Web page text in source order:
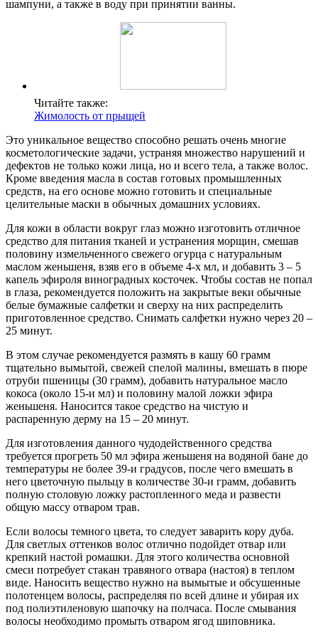
шампуни, а также в воду при принятии ванны.
Читайте также:
Жимолость от прыщей
Это уникальное вещество способно решать очень многие
косметологические задачи, устраняя множество нарушений и
дефектов не только кожи лица, но и всего тела, а также волос.
Кроме введения масла в состав готовых промышленных
средств, на его основе можно готовить и специальные
целительные маски в обычных домашних условиях.
Для кожи в области вокруг глаз можно изготовить отличное
средство для питания тканей и устранения морщин, смешав
половину измельченного свежего огурца с натуральным
маслом женьшеня, взяв его в объеме 4-х мл, и добавить 3 – 5
капель эфироля виноградных косточек. Чтобы состав не попал
в глаза, рекомендуется положить на закрытые веки обычные
белые бумажные салфетки и сверху на них распределить
приготовленное средство. Снимать салфетки нужно через 20 –
25 минут.
В этом случае рекомендуется размять в кашу 60 грамм
тщательно вымытой, свежей спелой малины, вмешать в пюре
отруби пшеницы (30 грамм), добавить натуральное масло
кокоса (около 15-и мл) и половину малой ложки эфира
женьшеня. Наносится такое средство на чистую и
распаренную дерму на 15 – 20 минут.
Для изготовления данного чудодейственного средства
требуется прогреть 50 мл эфира женьшеня на водяной бане до
температуры не более 39-и градусов, после чего вмешать в
него цветочную пыльцу в количестве 30-и грамм, добавить
полную столовую ложку растопленного меда и развести
общую массу отваром трав.
Если волосы темного цвета, то следует заварить кору дуба.
Для светлых оттенков волос отлично подойдет отвар или
крепкий настой ромашки. Для этого количества основной
смеси потребует стакан травяного отвара (настоя) в теплом
виде. Наносить вещество нужно на вымытые и обсушенные
полотенцем волосы, распределяя по всей длине и убирая их
под полиэтиленовую шапочку на полчаса. После смывания
волосы необходимо промыть отваром ягод шиповника.